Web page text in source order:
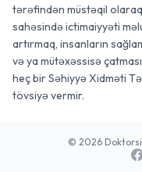
tərəfindən müstəqil olaraq
sahəsində ictimaiyyəti
artırmaq, insanların
və ya mütəxəssisə
heç bir Səhiyyə Xidməti
tövsiyə vermir.
© 2026